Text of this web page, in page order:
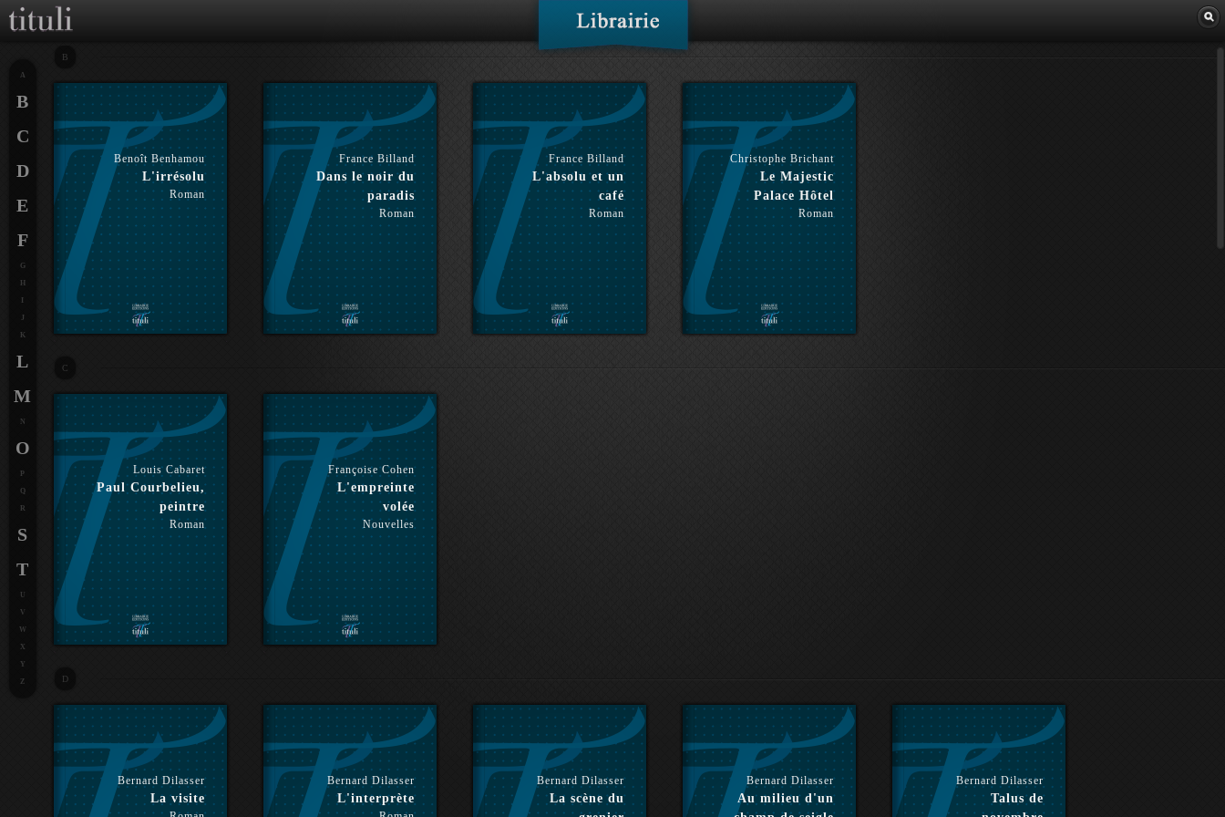
B
Benoît Benhamou
L'irrésolu
Roman
France Billand
Dans le noir du
paradis
Roman
France Billand
L'absolu et un
café
Roman
Christophe Brichant
Le Majestic
Palace Hôtel
Roman
C
Louis Cabaret
Paul Courbelieu,
peintre
Roman
Françoise Cohen
L'empreinte
volée
Nouvelles
D
Bernard Dilasser
La visite
Bernard Dilasser
L'interprète
Bernard Dilasser
La scène du
Bernard Dilasser
Au milieu d'un
Bernard Dilasser
Talus de
A
B
C
D
E
F
G
J
K
L
M
N
O
P
Q
R
S
T
U
V
W
X
Y
Z